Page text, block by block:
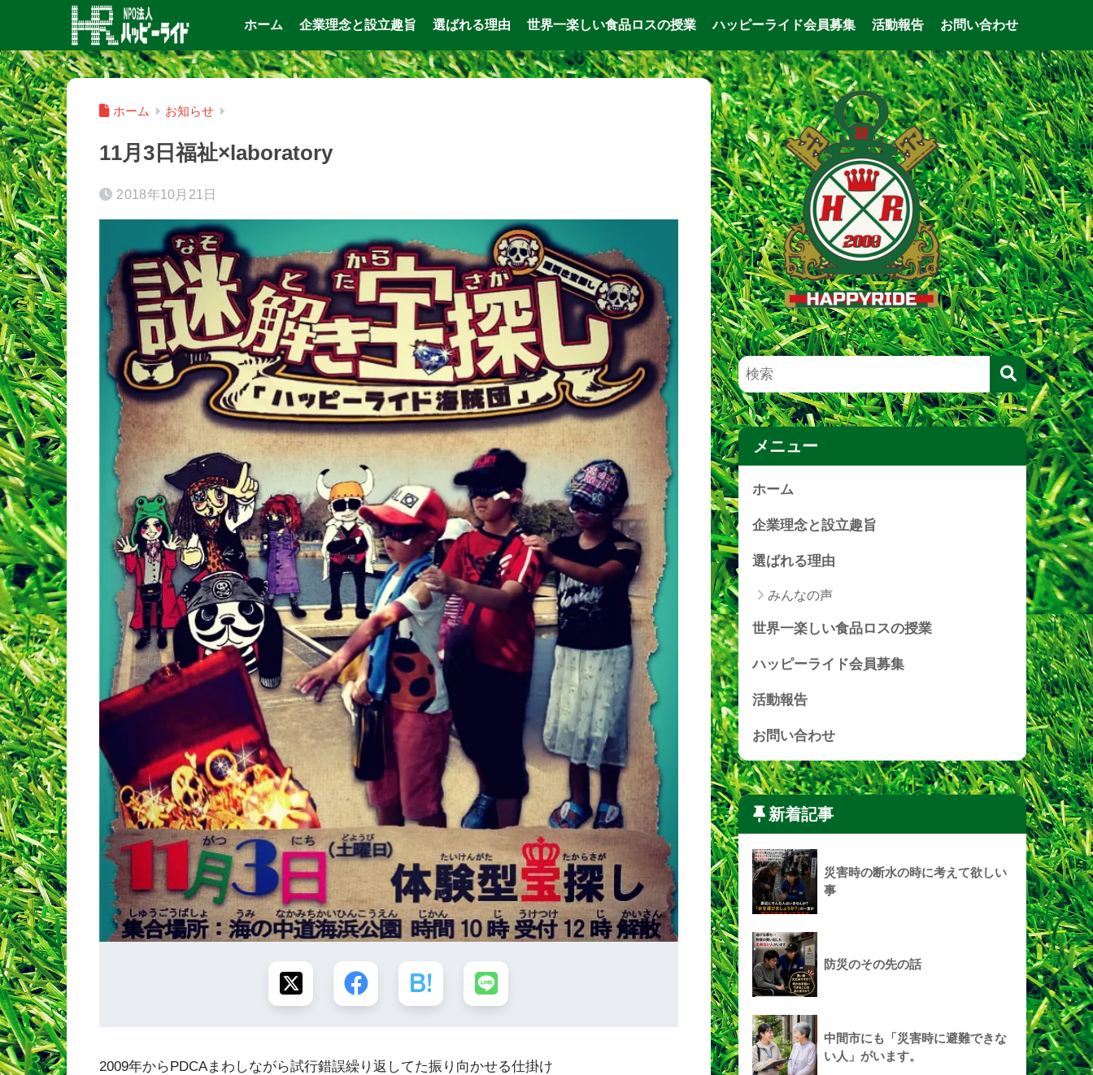
ホーム 企業理念と設立趣旨 選ばれる理由 世界一楽しい食品ロスの授業 ハッピーライド会員募集 活動報告 お問い合わせ
ホーム お知らせ
11月3日福祉×laboratory
2018年10月21日
‪2009年からPDCAまわしながら試行錯誤繰り返してた振り向かせる仕掛け
メニュー
ホーム
企業理念と設立趣旨
選ばれる理由
みんなの声
世界一楽しい食品ロスの授業
ハッピーライド会員募集
活動報告
お問い合わせ
新着記事
災害時の断水の時に考えて欲しい
事
防災のその先の話
中間市にも「災害時に避難できな
い人」がいます。